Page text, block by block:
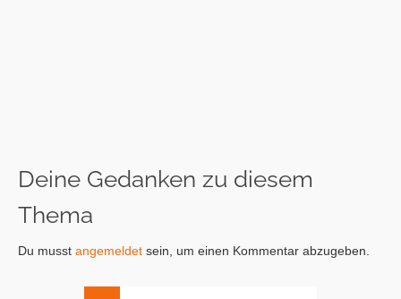
Deine Gedanken zu diesem
Thema
Du musst angemeldet sein, um einen Kommentar abzugeben.